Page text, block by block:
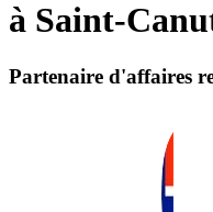
à Saint-
Partenaire d'affaires